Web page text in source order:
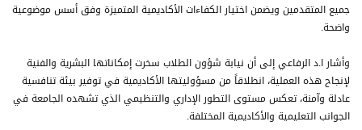
جميع المتقدمين ويضمن اختيار الكفاءات الأكاديمية المتميزة وفق أسس موضوعية
واضحة.
وأشار ا.د الرفاعي إلى أن نيابة شؤون الطلاب سخرت إمكاناتها البشرية والفنية
لإنجاح هذه العملية، انطلاقاً من مسؤوليتها الأكاديمية في توفير بيئة تنافسية
عادلة وآمنة، تعكس مستوى التطور الإداري والتنظيمي الذي تشهده الجامعة في
الجوانب التعليمية والأكاديمية المختلفة.